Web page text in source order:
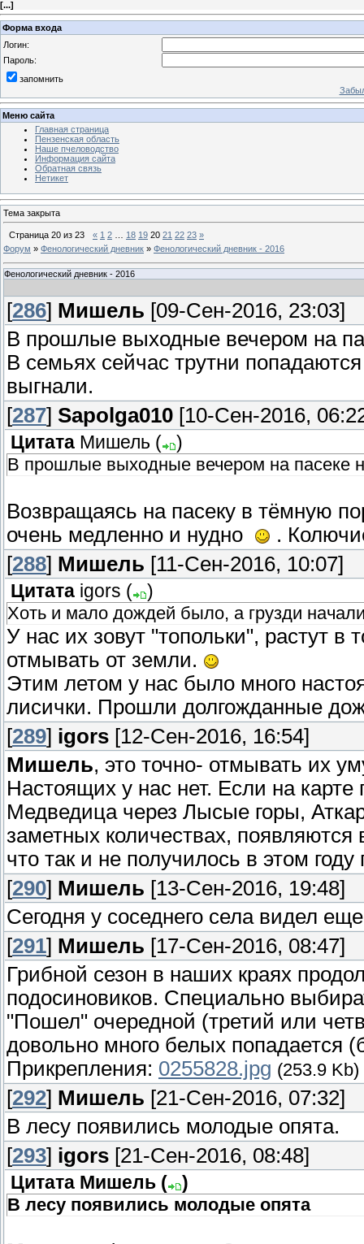
[...]
Форма входа
Логин:
Пароль:
запомнить
Меню сайта
Главная страница
Пензенская область
Наше пчеловодство
Информация сайта
Обратная связь
Нетикет
Тема закрыта
Страница 20 из 23 « 1 2 18 19 20 21 22 23 »
Форум » Фенологический дневник » Фенологический дневник - 2016
Фенологический дневник - 2016
[286] Мишель [09-Сен-2016, 23:03]
В прошлые выходные вечером на
В семьях сейчас трутни
выгнали.
[287] Sapolga010 [10-Сен-2016,
Цитата Мишель (
)
В прошлые выходные вечером на пасеке
Возвращаясь на пасеку в тёмную
очень медленно и нудно
.
[288] Мишель [11-Сен-2016, 10:07]
Цитата igors (
)
Хоть и мало дождей было, а грузди
У нас их зовут "топольки", растут
отмывать от земли.
Этим летом у нас было много
лисички. Прошли долгожданные
[289] igors [12-Сен-2016, 16:54]
Мишель, это точно- отмывать их
Настоящих у нас нет. Если на карте
Медведица через Лысые горы,
заметных количествах,
что так и не получилось в этом
[290] Мишель [13-Сен-2016, 19:48]
Сегодня у соседнего села видел
[291] Мишель [17-Сен-2016, 08:47]
Грибной сезон в наших краях
подосиновиков. Специально
"Пошел" очередной (третий или
довольно много белых попадается
Прикрепления: 0255828.jpg (253.9 Kb)
[292] Мишель [21-Сен-2016, 07:32]
В лесу появились молодые опята.
[293] igors [21-Сен-2016, 08:48]
Цитата Мишель (
)
В лесу появились молодые опята